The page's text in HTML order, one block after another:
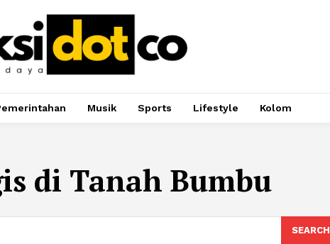
Musik Sports Lifestyle Kolom
di Tanah Bumbu
SEARCH